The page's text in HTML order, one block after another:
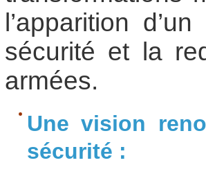
l’apparition
sécurité et la
armées.
Une vision
sécurité :